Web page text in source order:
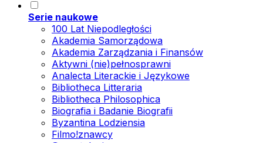
Serie naukowe
100 Lat Niepodległości
Akademia Samorządowa
Akademia Zarządzania i Finansów
Aktywni (nie)pełnosprawni
Analecta Literackie i Językowe
Bibliotheca Litteraria
Bibliotheca Philosophica
Biografia i Badanie Biografii
Byzantina Lodziensia
Filmo!znawcy